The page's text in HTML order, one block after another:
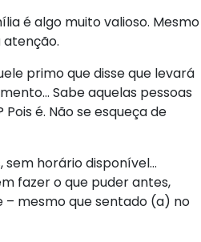
é algo muito valioso. Mesmo
atenção.
primo que disse que levará
Sabe aquelas pessoas
é. Não se esqueça de
sem horário disponível…
fazer o que puder antes,
– mesmo que sentado (a) no